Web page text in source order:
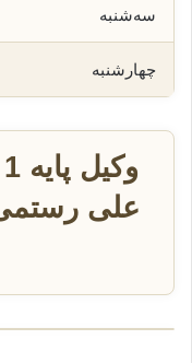
سه‌شنبه
چهارشنبه
علی